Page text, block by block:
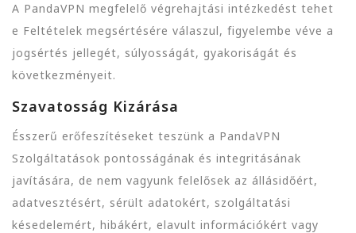
A PandaVPN megfelelő végrehajtási intézkedést tehet
e Feltételek megsértésére válaszul, figyelembe véve a
jogsértés jellegét, súlyosságát, gyakoriságát és
következményeit.
Szavatosság Kizárása
Ésszerű erőfeszítéseket teszünk a PandaVPN
Szolgáltatások pontosságának és integritásának
javítására, de nem vagyunk felelősek az állásidőért,
adatvesztésért, sérült adatokért, szolgáltatási
késedelemért, hibákért, elavult információkért vagy